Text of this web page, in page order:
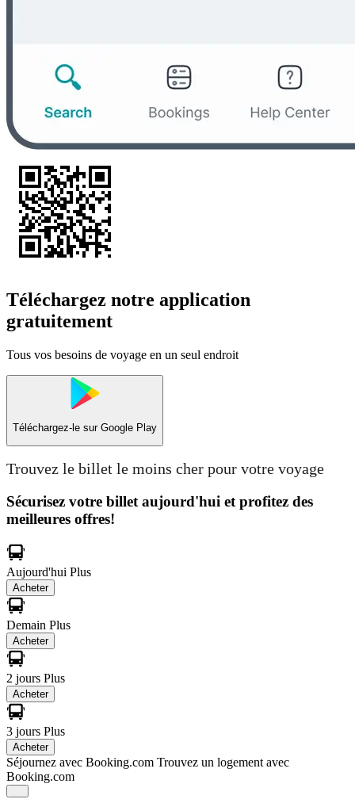
Téléchargez notre application
gratuitement
Tous vos besoins de voyage en un seul endroit
Téléchargez-le sur Google Play
Trouvez le billet le moins cher pour votre voyage
Sécurisez votre billet aujourd'hui et profitez des
meilleures offres!
Aujourd'hui Plus
Acheter
Demain Plus
Acheter
2 jours Plus
Acheter
3 jours Plus
Acheter
Séjournez avec Booking.com Trouvez un logement avec
Booking.com